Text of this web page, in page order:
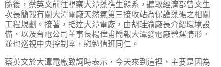
隨後，蔡英文前往視察大潭藻礁生態系，聽取經濟部曾文生
次長簡報有關大潭電廠天然氣第三接收站為保護藻礁之相關
工程規劃。接著，抵達大潭電廠，由胡珪渝廠長介紹環境設
備，以及台電公司董事長楊偉甫簡報大潭發電廠營運情形，
並也巡視中央控制室，慰勉值班同仁。
蔡英文於大潭電廠致詞時表示，今天來到這裡，主要是因為